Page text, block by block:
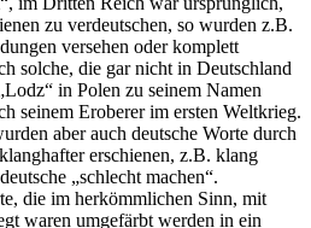
zu verdeutschen, so wurden z.B.
versehen oder komplett
solche, die gar nicht in Deutschland
in Polen zu seinem Namen
seinem Eroberer im ersten Weltkrieg.
aber auch deutsche Worte durch
erschienen, z.B. klang
„schlecht machen“.
die im herkömmlichen Sinn, mit
waren umgefärbt werden in ein